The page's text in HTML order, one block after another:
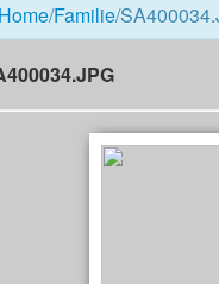
Home/Familie/